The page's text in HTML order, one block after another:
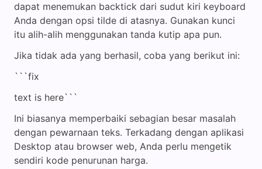
dapat menemukan backtick dari sudut kiri keyboard
Anda dengan opsi tilde di atasnya. Gunakan kunci
itu alih-alih menggunakan tanda kutip apa pun.
Jika tidak ada yang berhasil, coba yang berikut ini:
```fix
text is here```
Ini biasanya memperbaiki sebagian besar masalah
dengan pewarnaan teks. Terkadang dengan aplikasi
Desktop atau browser web, Anda perlu mengetik
sendiri kode penurunan harga.